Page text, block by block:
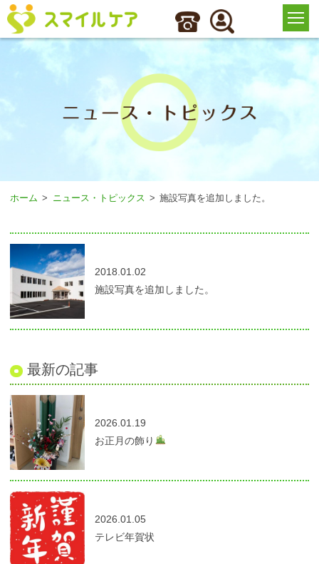
ホーム ニュース・トピックス 施設写真を追加しました。
2018.01.02
施設写真を追加しました。
最新の記事
2026.01.19
お正月の飾り
2026.01.05
テレビ年賀状